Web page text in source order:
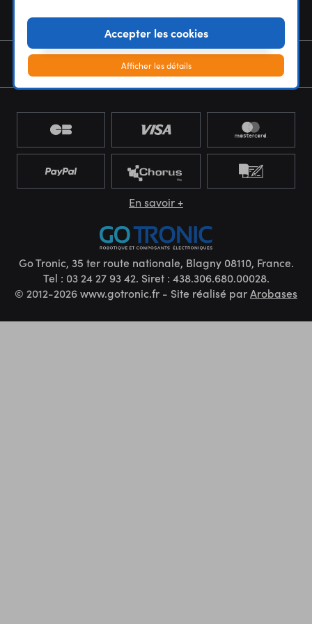
NOUS CONNAÎTRE
NEWSLETTER
En savoir +
Go Tronic, 35 ter route nationale, Blagny 08110, France.
Tel : 03 24 27 93 42. Siret : 438.306.680.00028.
© 2012-2026 www.gotronic.fr - Site réalisé parArobases
Accepter les cookies
Afficher les détails